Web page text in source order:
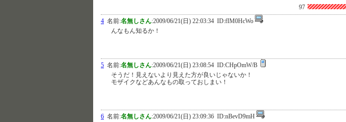
97
4 名前:名無しさん:2009/06/21(日) 22:03:34 ID:fIM0HcWo
んなもん知るか！
5 名前:名無しさん:2009/06/21(日) 23:08:54 ID:CHpOmW/B
そうだ！見えないより見えた方が良いじゃないか！
モザイクなどあんなもの取っておしまい！
6 名前:名無しさん:2009/06/21(日) 23:09:36 ID:nBevD9mH